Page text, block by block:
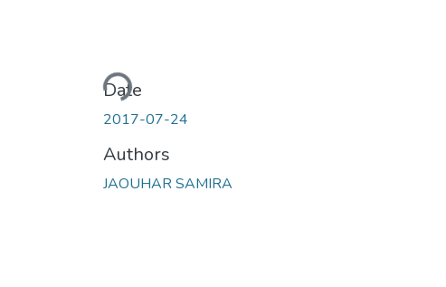
Loading...
Date
2017-07-24
Authors
JAOUHAR SAMIRA